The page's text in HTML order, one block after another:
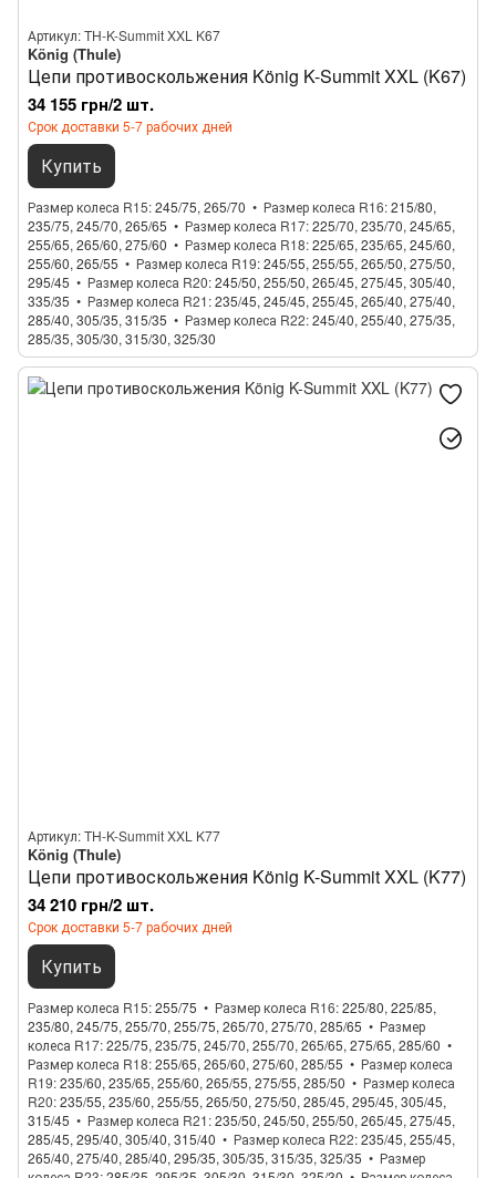
Артикул: TH-K-Summit XXL K67
König (Thule)
Цепи противоскольжения König K-Summit XXL (K67)
34 155 грн/2 шт.
Срок доставки 5-7 рабочих дней
Купить
Размер колеса R15 245/75, 265/70 Размер колеса R16 215/80,
235/75, 245/70, 265/65
Размер колеса R17 225/70, 235/70, 245/65,
255/65, 265/60, 275/60
Размер колеса R18 225/65, 235/65, 245/60,
255/60, 265/55
Размер колеса R19 245/55, 255/55, 265/50, 275/50,
295/45
Размер колеса R20 245/50, 255/50, 265/45, 275/45, 305/40,
335/35
Размер колеса R21 235/45, 245/45, 255/45, 265/40, 275/40,
285/40, 305/35, 315/35
Размер колеса R22 245/40, 255/40, 275/35,
285/35, 305/30, 315/30, 325/30
Артикул: TH-K-Summit XXL K77
König (Thule)
Цепи противоскольжения König K-Summit XXL (K77)
34 210 грн/2 шт.
Срок доставки 5-7 рабочих дней
Купить
Размер колеса R15 255/75 Размер колеса R16 225/80, 225/85,
235/80, 245/75, 255/70, 255/75, 265/70, 275/70, 285/65
Размер
колеса R17 225/75, 235/75, 245/70, 255/70, 265/65, 275/65, 285/60
Размер колеса R18 255/65, 265/60, 275/60, 285/55
Размер колеса
R19 235/60, 235/65, 255/60, 265/55, 275/55, 285/50
Размер колеса
R20 235/55, 235/60, 255/55, 265/50, 275/50, 285/45, 295/45, 305/45,
315/45
Размер колеса R21 235/50, 245/50, 255/50, 265/45, 275/45,
285/45, 295/40, 305/40, 315/40
Размер колеса R22 235/45, 255/45,
265/40, 275/40, 285/40, 295/35, 305/35, 315/35, 325/35
Размер